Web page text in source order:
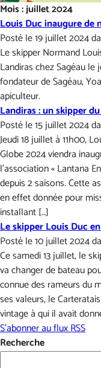
Mois : juillet 2024
Louis Duc inaugure de
Posté le 19 juillet 2024
Le skipper Normand
Landiras chez Sagéau
fondateur de Sagéau,
apiculteur.
Landiras : un skipper
Posté le 15 juillet 2024
Jeudi 18 juillet à 11h00,
Globe 2024 viendra
l’association « Lantana
depuis 2 saisons. Cette
en effet donnée pour
installant […]
Le skipper Louis Duc
Posté le 10 juillet 2024
Ce samedi 13 juillet, le
va changer de bateau
connue des rameurs du
ses valeurs, le
vintage à qui il avait
S'abonner au flux RSS
Recherche